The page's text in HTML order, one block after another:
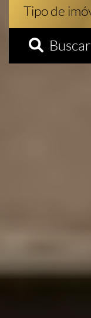
Buscar